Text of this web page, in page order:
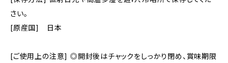
さい。
[原産国] 日本
[ご使用上の注意] ◎開封後はチャックをしっかり閉め、賞味期限